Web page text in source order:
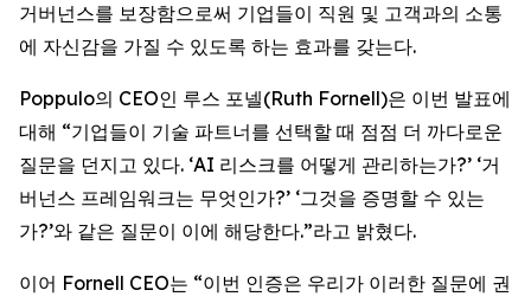
거버넌스를 보장함으로써 기업들이 직원 및 고객과의 소통
에 자신감을 가질 수 있도록 하는 효과를 갖는다.
Poppulo의 CEO인 루스 포넬(Ruth Fornell)은 이번 발표에
대해 “기업들이 기술 파트너를 선택할 때 점점 더 까다로운
질문을 던지고 있다. ‘AI 리스크를 어떻게 관리하는가?’ ‘거
버넌스 프레임워크는 무엇인가?’ ‘그것을 증명할 수 있는
가?’와 같은 질문이 이에 해당한다.”라고 밝혔다.
이어 Fornell CEO는 “이번 인증은 우리가 이러한 질문에 권